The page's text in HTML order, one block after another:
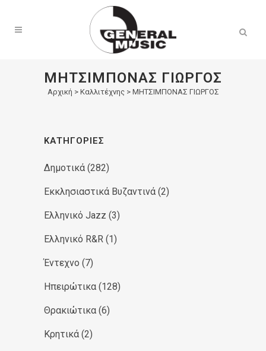
ΜΗΤΣΙΜΠΟΝΑΣ ΓΙΩΡΓΟΣ
Αρχική > Καλλιτέχνης > ΜΗΤΣΙΜΠΟΝΑΣ ΓΙΩΡΓΟΣ
ΚΑΤΗΓΟΡΊΕΣ
Δημοτικά (282)
Εκκλησιαστικά Βυζαντινά (2)
Ελληνικό Jazz (3)
Ελληνικό R&R (1)
Έντεχνο (7)
Ηπειρώτικα (128)
Θρακιώτικα (6)
Κρητικά (2)